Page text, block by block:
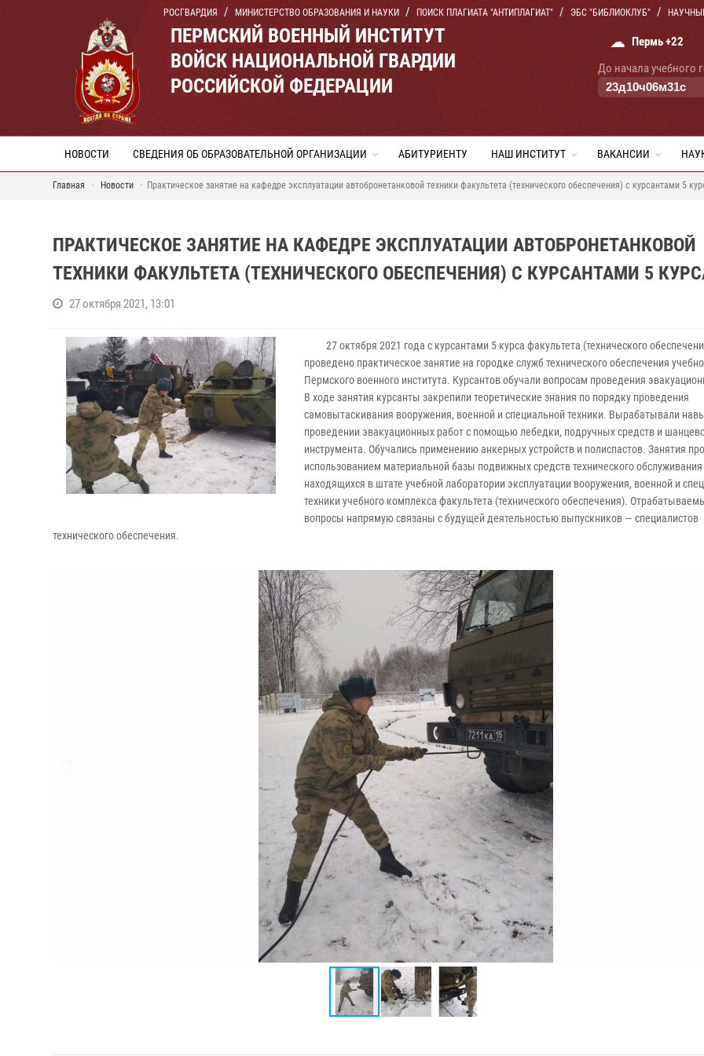
РОСГВАРДИЯ МИНИСТЕРСТВО ОБРАЗОВАНИЯ И НАУКИ ПОИСК ПЛАГИАТА "АНТИПЛАГИАТ" ЭБС "БИБЛИОКЛУБ"
ПЕРМСКИЙ ВОЕННЫЙ ИНСТИТУТ
ВОЙСК НАЦИОНАЛЬНОЙ ГВАРДИИ
РОССИЙСКОЙ ФЕДЕРАЦИИ
☁ Пермь +22
До начала учебного
23д10ч06м31с
НОВОСТИ СВЕДЕНИЯ ОБ ОБРАЗОВАТЕЛЬНОЙ ОРГАНИЗАЦИИ АБИТУРИЕНТУ НАШ ИНСТИТУТ ВАКАНСИИ
Главная Новости Практическое занятие на кафедре эксплуатации автобронетанковой техники факультета (технического обеспечения) с курсантами 5
ПРАКТИЧЕСКОЕ ЗАНЯТИЕ НА КАФЕДРЕ ЭКСПЛУАТАЦИИ АВТОБРОНЕТАНКОВОЙ
ТЕХНИКИ ФАКУЛЬТЕТА (ТЕХНИЧЕСКОГО ОБЕСПЕЧЕНИЯ) С КУРСАНТАМИ 5
27 октября 2021, 13:01
27 октября 2021 года с курсантами 5 курса факультета (технического
проведено практическое занятие на городке служб технического обеспечения
Пермского военного института. Курсантов обучали вопросам проведения
В ходе занятия курсанты закрепили теоретические знания по порядку проведения
самовытаскивания вооружения, военной и специальной техники. Вырабатывали
проведении эвакуационных работ с помощью лебедки, подручных средств и
инструмента. Обучались применению анкерных устройств и полиспастов. Занятия
использованием материальной базы подвижных средств технического
находящихся в штате учебной лаборатории эксплуатации вооружения, военной и
техники учебного комплекса факультета (технического обеспечения).
вопросы напрямую связаны с будущей деятельностью выпускников — специалистов
технического обеспечения.